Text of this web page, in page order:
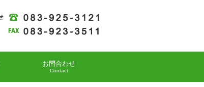
お問合わせ
Contact